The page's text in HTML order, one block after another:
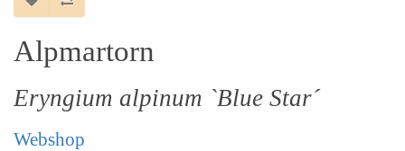
Alpmartorn
Eryngium alpinum `Blue Star´
Webshop